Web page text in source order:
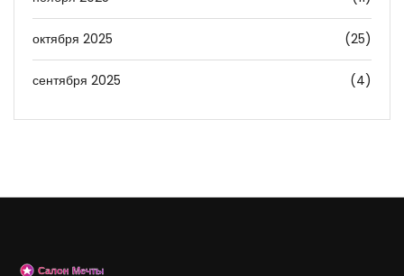
октября 2025 (25)
сентября 2025 (4)